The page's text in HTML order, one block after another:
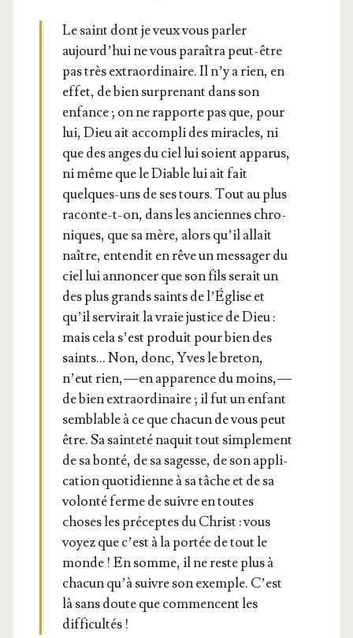
Le saint dont je veux vous par­ler
aujourd’­hui ne vous paraî­tra peut-être
pas très extra­or­di­naire. Il n’y a rien, en
effet, de bien sur­pre­nant dans son
enfance ; on ne rap­porte pas que, pour
lui, Dieu ait accom­pli des miracles, ni
que des anges du ciel lui soient appa­rus,
ni même que le Diable lui ait fait
quelques-uns de ses tours. Tout au plus
raconte-t-on, dans les anciennes chro­
niques, que sa mère, alors qu’il allait
naître, enten­dit en rêve un mes­sa­ger du
ciel lui annon­cer que son fils serait un
des plus grands saints de l’Église et
qu’il ser­vi­rait la vraie jus­tice de Dieu :
mais cela s’est pro­duit pour bien des
saints… Non, donc, Yves le bre­ton,
n’eut rien, — en appa­rence du moins, —
de bien extra­or­di­naire ; il fut un enfant
sem­blable à ce que cha­cun de vous peut
être. Sa sain­te­té naquit tout sim­ple­ment
de sa bon­té, de sa sagesse, de son appli­
ca­tion quo­ti­dienne à sa tâche et de sa
volon­té ferme de suivre en toutes
choses les pré­ceptes du Christ : vous
voyez que c’est à la por­tée de tout le
monde ! En somme, il ne reste plus à
cha­cun qu’à suivre son exemple. C’est
là sans doute que com­mencent les
difficultés !